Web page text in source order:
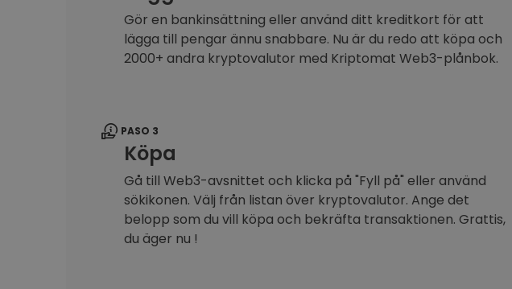
Gör en bankinsättning eller använd ditt kreditkort för att
lägga till pengar ännu snabbare. Nu är du redo att köpa och
2000+ andra kryptovalutor med Kriptomat Web3-plånbok.
PASO 3
Köpa
Gå till Web3-avsnittet och klicka på "Fyll på" eller använd
sökikonen. Välj från listan över kryptovalutor. Ange det
belopp som du vill köpa och bekräfta transaktionen. Grattis,
du äger nu !